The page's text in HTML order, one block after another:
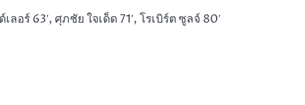
อร์ 63′, ศุภชัย ใจเด็ด 71′, โรเบิร์ต ซูลจ์ 80′